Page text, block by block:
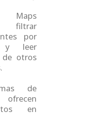
Maps
filtrar
por
y leer
de otros
de
ofrecen
en